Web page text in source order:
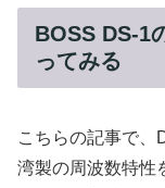
BOSS DS-1
ってみる
こちらの記事で、
湾製の周波数特性